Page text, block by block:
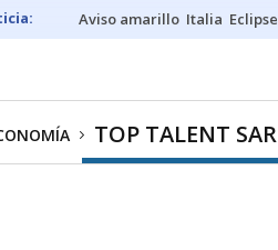
Aviso amarillo Italia Eclipse
TOP TALENT